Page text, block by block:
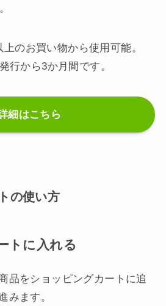
のお買い物から使用可能。
行から3か月間です。
細はこちら
の使い方
トに入れる
品をショッピングカートに追
みます。